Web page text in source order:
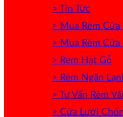
> Tin Tức
> Mua Rèm Cửa
> Mua Rèm Cửa
> Rèm Hạt Gỗ
> Rèm Ngăn
> Tư Vấn Rèm
> Cửa Lưới